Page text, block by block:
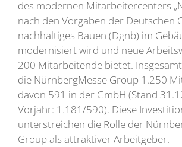
des modernen Mitarbeitercenters
nach den Vorgaben der Deutschen
nachhaltiges Bauen (Dgnb) im
modernisiert wird und neue
200 Mitarbeitende bietet.
die NürnbergMesse Group 1.250
davon 591 in der GmbH (Stand
Vorjahr: 1.181/590). Diese
unterstreichen die Rolle der
Group als attraktiver Arbeitgeber.